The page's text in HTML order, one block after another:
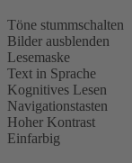
Töne stummschalten
Bilder ausblenden
Lesemaske
Text in Sprache
Kognitives Lesen
Navigationstasten
Hoher Kontrast
Einfarbig